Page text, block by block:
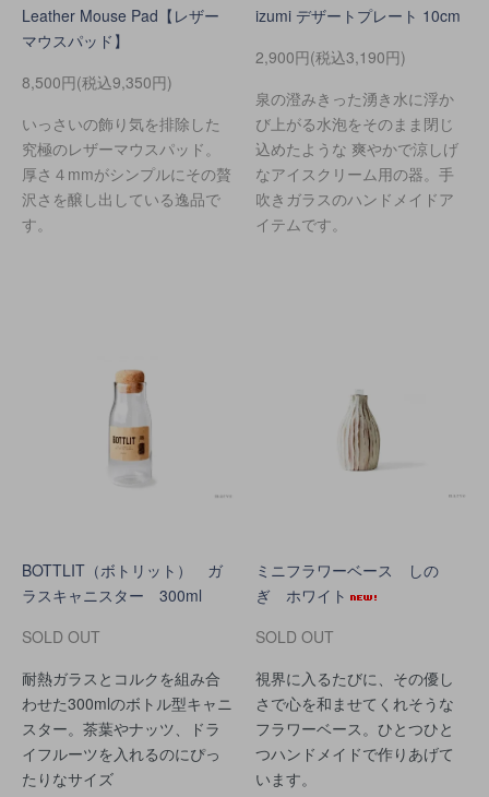
Leather Mouse Pad【レザー
マウスパッド】
8,500円(税込9,350円)
いっさいの飾り気を排除した
究極のレザーマウスパッド。
厚さ４mmがシンプルにその贅
沢さを醸し出している逸品で
す。
izumi デザートプレート 10cm
2,900円(税込3,190円)
泉の澄みきった湧き水に浮か
び上がる水泡をそのまま閉じ
込めたような 爽やかで涼しげ
なアイスクリーム用の器。手
吹きガラスのハンドメイドア
イテムです。
BOTTLIT（ボトリット） ガ
ラスキャニスター 300ml
SOLD OUT
耐熱ガラスとコルクを組み合
わせた300mlのボトル型キャニ
スター。茶葉やナッツ、ドラ
イフルーツを入れるのにぴっ
たりなサイズ
ミニフラワーベース しの
ぎ ホワイト
SOLD OUT
視界に入るたびに、その優し
さで心を和ませてくれそうな
フラワーベース。ひとつひと
つハンドメイドで作りあげて
います。